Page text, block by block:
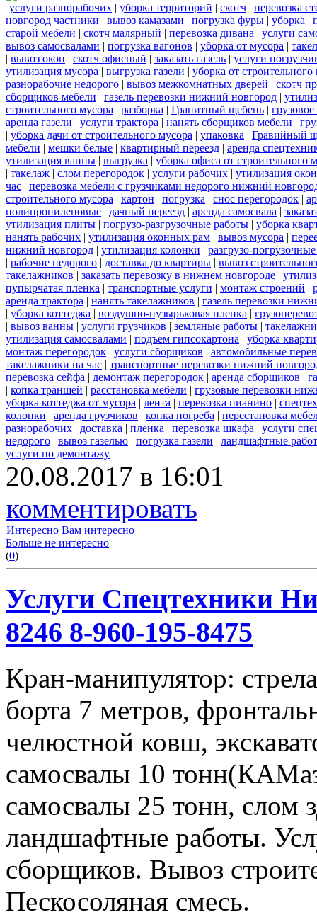
услуги разнорабочих | уборка территорий | скотч | перевозка
новгород частники | вывоз камазами | погрузка фуры | уборка |
старой мебели | скотч малярный | перевозка дивана | услуги
вывоз самосвалами | погрузка вагонов | уборка от мусора |
| вывоз окон | скотч офисный | заказать газель | услуги
утилизация мусора | выгрузка газели | уборка от строительного
разнорабочие недорого | вывоз межкомнатных дверей | скотч
сборщиков мебели | газель перевозки нижний новгород |
строительного мусора | разборка | Гранитный щебень | грузовое
аренда газели | услуги трактора | нанять сборщиков мебели |
| уборка дачи от строительного мусора | упаковка | Гравийный
мебели | мешки белые | квартирный переезд | аренда
утилизация ванны | выгрузка | уборка офиса от строительного
| такелаж | слом перегородок | услуги рабочих | утилизация окон
час | перевозка мебели с грузчиками недорого нижний
строительного мусора | картон | погрузка | снос перегородок |
полипропиленовые | дачный переезд | аренда самосвала |
утилизация плиты | погрузо-разгрузочные работы | уборка
нанять рабочих | утилизация оконных рам | вывоз мусора |
нижний новгород | утилизация колонки | разгрузо-
| рабочие недорого | доставка до квартиры | вывоз
такелажников | заказать перевозку в нижнем новгороде |
пупырчатая пленка | транспортные услуги | монтаж строений |
аренда трактора | нанять такелажников | газель перевозки
| уборка коттеджа | воздушно-пузырьковая пленка |
| вывоз ванны | услуги грузчиков | земляные работы |
утилизация самосвалами | подъем гипсокартона | уборка
монтаж перегородок | услуги сборщиков | автомобильные
такелажники на час | транспортные перевозки нижний
перевозка сейфа | демонтаж перегородок | аренда сборщиков |
| копка траншей | расстановка мебели | грузовые перевозки
уборка коттеджа от мусора | лента | перевозка пианино |
колонки | аренда грузчиков | копка погреба | перестановка
разнорабочих | доставка | пленка | перевозка шкафа | услуги
недорого | вывоз газелью | погрузка газели | ландшафтные
услуги по демонтажу
20.08.2017 в 16:01
комментировать
Интересно Вам интересно
Больше не интересно
(0)
Услуги Спецтехники
8246 8-960-195-8475
Кран-манипулятор:
борта 7 метров,
челюстной ковш,
самосвалы 10
самосвалы 25 тонн, слом
ландшафтные работы.
сборщиков. Вывоз
Пескосоляная смесь.